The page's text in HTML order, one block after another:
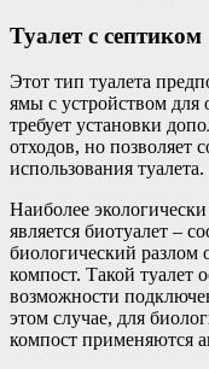
Туалет с септиком
Этот тип туалета
ямы с устройством для
требует установки
отходов, но позволяет
использования туалета.
Наиболее
является биотуалет –
биологический разлом
компост. Такой туалет
возможности
этом случае, для
компост применяются